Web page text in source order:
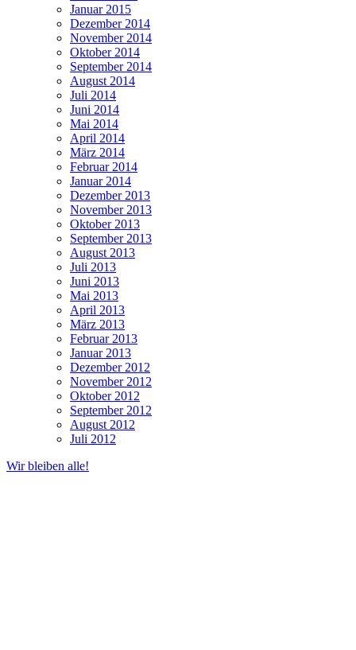
Januar 2015
Dezember 2014
November 2014
Oktober 2014
September 2014
August 2014
Juli 2014
Juni 2014
Mai 2014
April 2014
März 2014
Februar 2014
Januar 2014
Dezember 2013
November 2013
Oktober 2013
September 2013
August 2013
Juli 2013
Juni 2013
Mai 2013
April 2013
März 2013
Februar 2013
Januar 2013
Dezember 2012
November 2012
Oktober 2012
September 2012
August 2012
Juli 2012
Wir bleiben alle!